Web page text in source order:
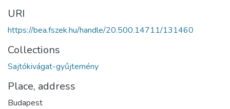
URI
https://bea.fszek.hu/handle/20.500.14711/131460
Collections
Sajtókivágat-gyűjtemény
Place, address
Budapest